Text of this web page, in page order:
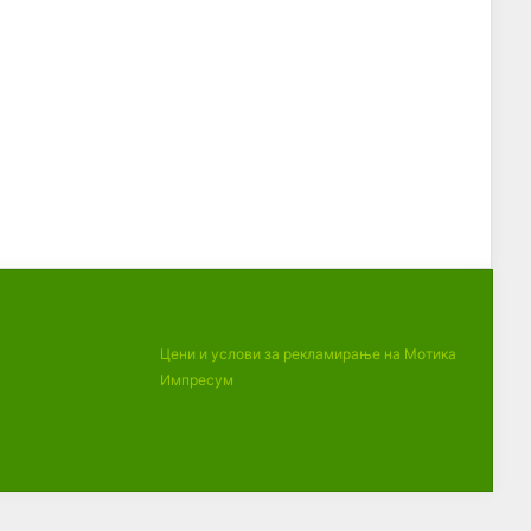
Цени и услови за рекламирање на Мотика
Импресум